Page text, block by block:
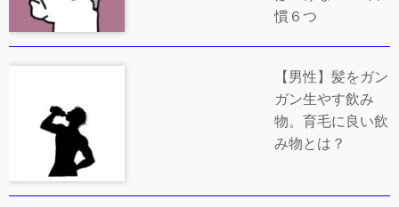
慣６つ
【男性】髪をガン
ガン生やす飲み
物。育毛に良い飲
み物とは？